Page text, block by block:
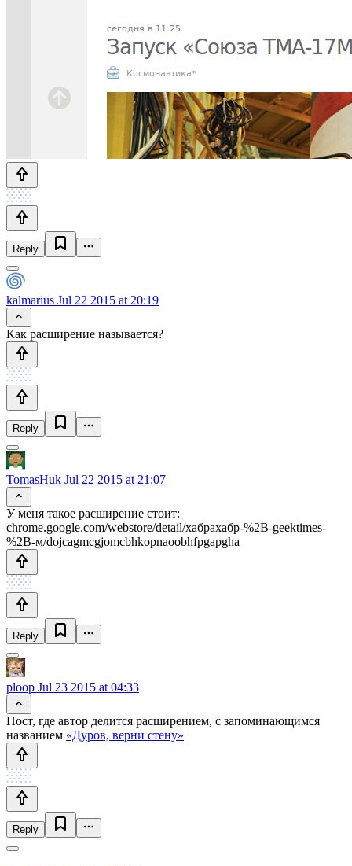
Reply
kalmarius Jul 22 2015 at 20:19
Как расширение называется?
Reply
TomasHuk Jul 22 2015 at 21:07
У меня такое расширение стоит:
chrome.google.com/webstore/detail/хабрахабр-%2B-geektimes-
%2B-м/dojcagmcgjomcbhkopnaoobhfpgapgha
Reply
ploop Jul 23 2015 at 04:33
Пост, где автор делится расширением, с запоминающимся
названием «Дуров, верни стену»
Reply